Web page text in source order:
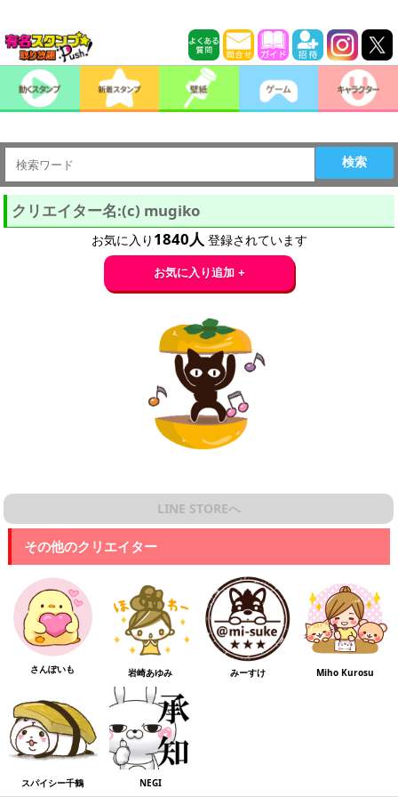
検索
クリエイター名:(c) mugiko
お気に入り 1840人 登録されています
お気に入り追加 +
LINE STOREへ
その他のクリエイター
さんぽいも 岩崎あゆみ みーすけ Miho Kurosu
スパイシー千鶴 NEGI